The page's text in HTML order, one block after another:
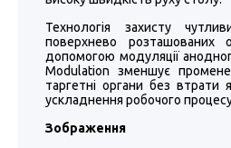
Технологія захисту
поверхнево розташованих
допомогою модуляції
Modulation зменшує
таргетні органи без втрати
ускладнення робочого
Зображення